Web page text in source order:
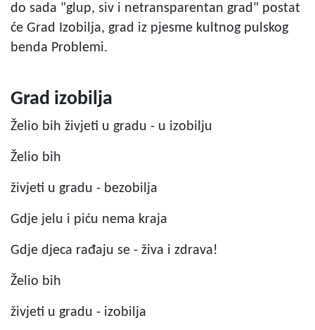
do sada "glup, siv i netransparentan grad" postat
će Grad Izobilja, grad iz pjesme kultnog pulskog
benda Problemi.
Grad izobilja
Želio bih živjeti u gradu - u izobilju
Želio bih
živjeti u gradu - bezobilja
Gdje jelu i piću nema kraja
Gdje djeca rađaju se - živa i zdrava!
Želio bih
živjeti u gradu - izobilja